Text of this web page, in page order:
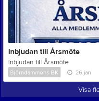
Inbjudan till Årsmöte
Inbjudan till Årsmöte
Björndammens BK 26 jan
Visa